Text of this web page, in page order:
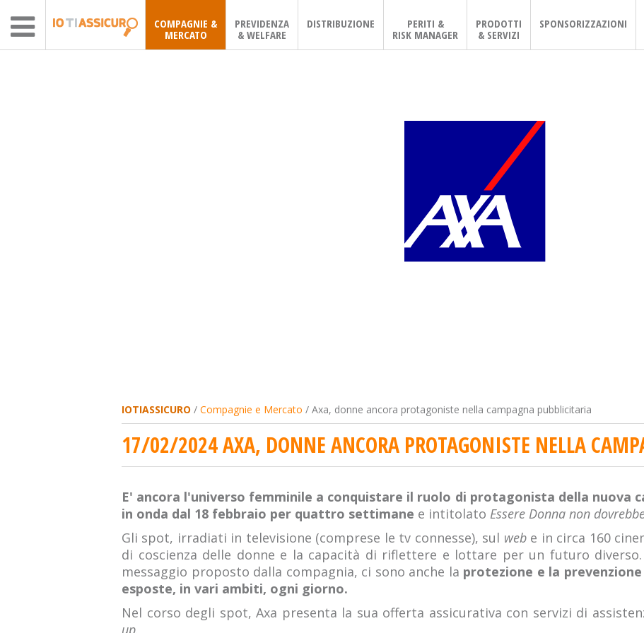
COMPAGNIE &
MERCATO
PREVIDENZA
& WELFARE
DISTRIBUZIONE
PERITI &
RISK MANAGER
PRODOTTI
& SERVIZI
SPONSORIZZAZIONI
IOTIASSICURO / Compagnie e Mercato / Axa, donne ancora protagoniste nella campagna pubblicitaria
17/02/2024 AXA, DONNE ANCORA PROTAGONISTE NELLA
E' ancora l'universo femminile a conquistare il ruolo di protagonista della nuova
in onda dal 18 febbraio per quattro settimane e intitolato Essere Donna non
Gli spot, irradiati in televisione (comprese le tv connesse), sul web e in circa 160
di coscienza delle donne e la capacità di riflettere e lottare per un futuro
messaggio proposto dalla compagnia, ci sono anche la protezione e la
esposte, in vari ambiti, ogni giorno.
Nel corso degli spot, Axa presenta la sua offerta assicurativa con servizi di
up